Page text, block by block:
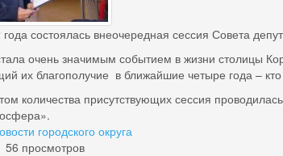
состоялась внеочередная сессия Совета
значимым событием в жизни столицы
их благополучие в ближайшие четыре года – кто
присутствующих сессия проводилась
городского округа
56 просмотров